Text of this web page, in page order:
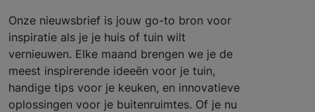
Onze nieuwsbrief is jouw go-to bron voor
inspiratie als je je huis of tuin wilt
vernieuwen. Elke maand brengen we je de
meest inspirerende ideeën voor je tuin,
handige tips voor je keuken, en innovatieve
oplossingen voor je buitenruimtes. Of je nu